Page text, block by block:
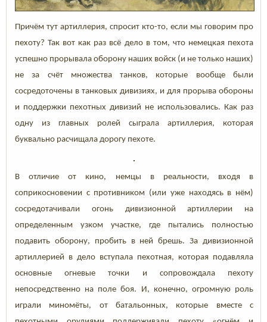
Причём тут артиллерия, спросит кто-то, если мы говорим про
пехоту? Так вот как раз всё дело в том, что немецкая пехота
успешно прорывала оборону наших войск (и не только наших)
не за счёт множества танков, которые вообще были
сосредоточены в танковых дивизиях, и для прорыва обороны
и поддержки пехотных дивизий не использовались. Как раз
одну из главных ролей сыграла артиллерия, которая
буквально расчищала дорогу пехоте.
В отличие от кино, немцы в реальности, входя в
соприкосновении с противником (или уже находясь в нём)
сосредотачивали огонь дивизионной артиллерии на
определенным узком участке, где пытались полностью
подавить оборону, пробить в ней брешь. За дивизионной
артиллерией в дело вступала пехотная, которая подавляла
основные огневые точки и сопровождала пехоту
непосредственно на поле боя. И, конечно, огромную роль
играли миномёты, от батальонных, которые вместе с